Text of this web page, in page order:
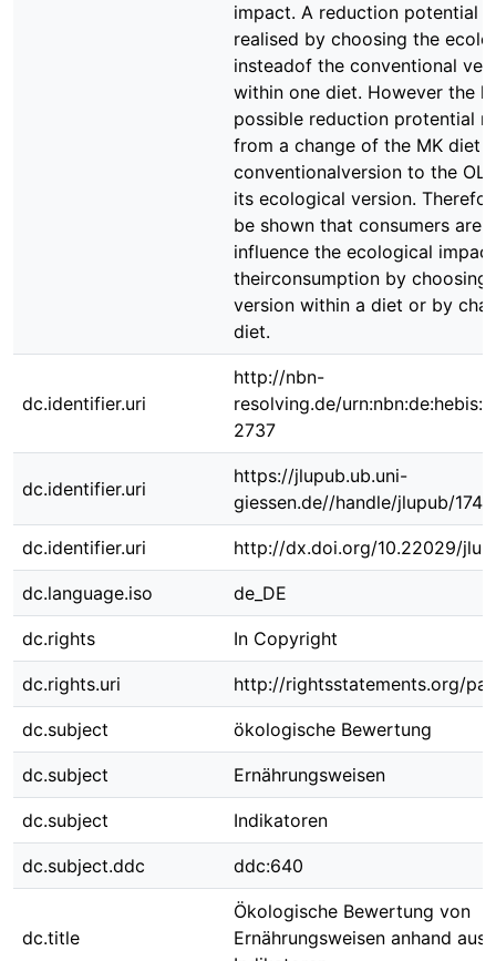
impact. A reduction potential
realised by choosing the
insteadof the conventional
within one diet. However the
possible reduction protential
from a change of the MK diet
conventionalversion to the
its ecological version.
be shown that consumers are
influence the ecological
theirconsumption by choosing
version within a diet or by
diet.
dc.identifier.uri
http://nbn-
resolving.de/
2737
dc.identifier.uri
https://jlupub.ub.uni-
giessen.de//handle/jlupub/
dc.identifier.uri http://dx.doi.org/10.22029/
dc.language.iso de_DE
dc.rights In Copyright
dc.rights.uri http://rightsstatements.org/
dc.subject ökologische Bewertung
dc.subject Ernährungsweisen
dc.subject Indikatoren
dc.subject.ddc ddc:640
dc.title
Ökologische Bewertung von
Ernährungsweisen anhand